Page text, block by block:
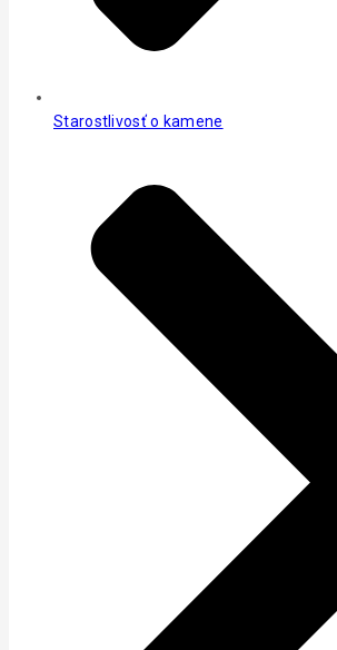
Starostlivosť o kamene